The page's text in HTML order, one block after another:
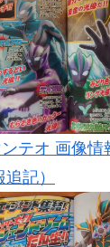
テオ 画像情
記）